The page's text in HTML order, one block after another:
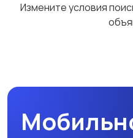
Измените условия